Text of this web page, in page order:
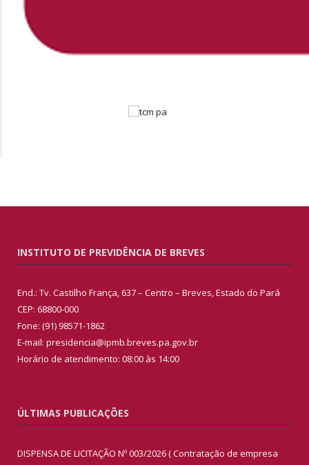
INSTITUTO DE PREVIDÊNCIA DE BREVES
End.: Tv. Castilho França, 637 – Centro – Breves, Estado do Pará
CEP: 68800-000
Fone: (91) 98571-1862
E-mail: presidencia@ipmb.breves.pa.gov.br
Horário de atendimento: 08:00 às 14:00
ÚLTIMAS PUBLICAÇÕES
DISPENSA DE LICITAÇÃO Nº 003/2026 ( Contratação de empresa